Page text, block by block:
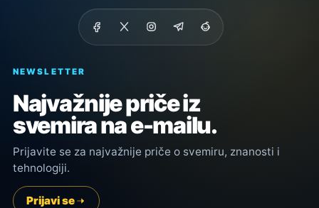
NEWSLETTER
Najvažnije priče iz
svemira na e-mailu.
Prijavite se za najvažnije priče o svemiru, znanosti i
tehnologiji.
Prijavi se